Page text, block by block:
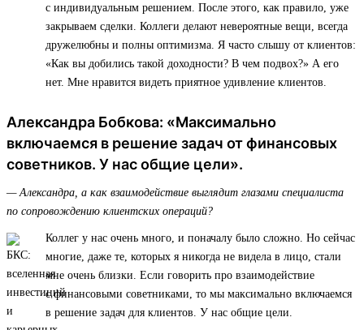
с индивидуальным решением. После этого, как правило, уже
закрываем сделки. Коллеги делают невероятные вещи, всегда
дружелюбны и полны оптимизма. Я часто слышу от клиентов:
«Как вы добились такой доходности? В чем подвох?» А его
нет. Мне нравится видеть приятное удивление клиентов.
Александра Бобкова: «Максимально
включаемся в решение задач от финансовых
советников. У нас общие цели».
— Александра, а как взаимодействие выглядит глазами специалиста
по сопровождению клиентских операций?
Коллег у нас очень много, и поначалу было сложно. Но сейчас
многие, даже те, которых я никогда не видела в лицо, стали
мне очень близки. Если говорить про взаимодействие
с финансовыми советниками, то мы максимально включаемся
в решение задач для клиентов. У нас общие цели.